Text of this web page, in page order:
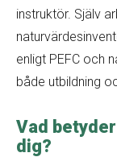
instruktör. Själv
enligt PEFC och
både utbildning
Vad
dig?